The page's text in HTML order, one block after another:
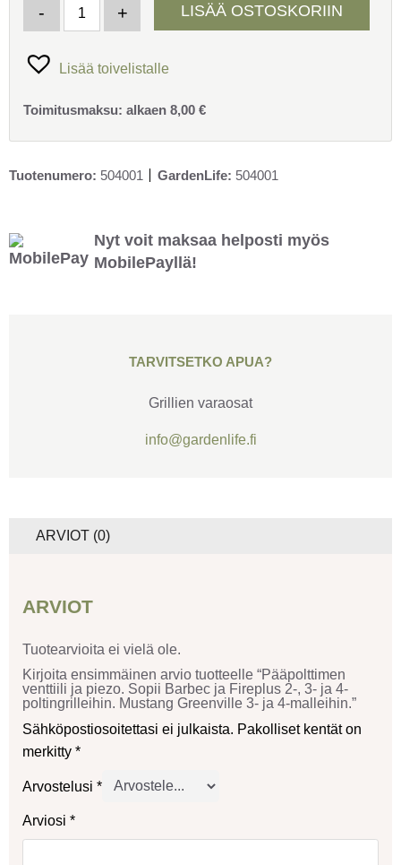
- + LISÄÄ OSTOSKORIIN
Lisää toivelistalle
Toimitusmaksu: alkaen 8,00 €
Tuotenumero: 504001 GardenLife: 504001
Nyt voit maksaa helposti myös
MobilePayllä!
TARVITSETKO APUA?
Grillien varaosat
info@gardenlife.fi
ARVIOT (0)
ARVIOT
Tuotearvioita ei vielä ole.
Kirjoita ensimmäinen arvio tuotteelle “Pääpolttimen
venttiili ja piezo. Sopii Barbec ja Fireplus 2-, 3- ja 4-
poltingrilleihin. Mustang Greenville 3- ja 4-malleihin.”
Sähköpostiosoitettasi ei julkaista. Pakolliset kentät on
merkitty *
Arvostelusi *
Arviosi *